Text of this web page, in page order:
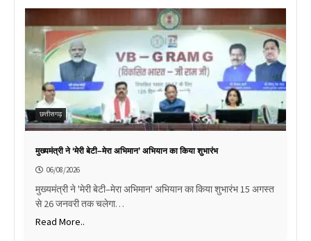
छत्तीसगढ़
मुख्यमंत्री ने ‘मेरी बेटी–मेरा अभिमान’ अभियान का किया शुभारंभ
06/08/2026
मुख्यमंत्री ने 'मेरी बेटी–मेरा अभिमान' अभियान का किया शुभारंभ 15 अगस्त
से 26 जनवरी तक चलेगा…
Read More..